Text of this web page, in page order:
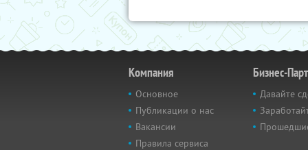
Компания
Основное
Публикации о нас
Вакансии
Правила сервиса
Бизнес-
Давайте